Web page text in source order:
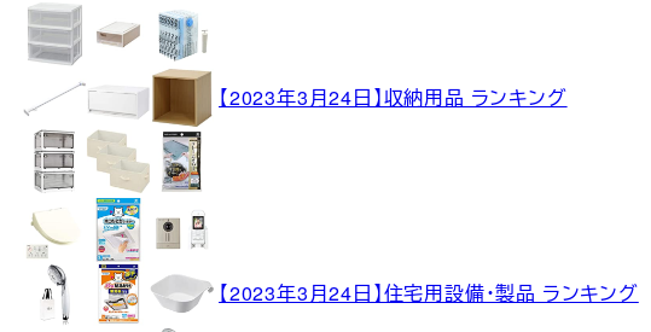
【2023年3月24日】収納用品 ランキング
【2023年3月24日】住宅用設備・製品 ランキング